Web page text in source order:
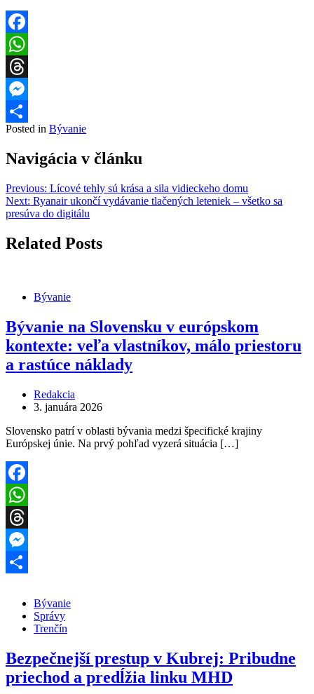
Facebook
WhatsApp
Threads
Messenger
Share
Posted in Bývanie
Navigácia v článku
Previous: Lícové tehly sú krása a sila vidieckeho domu
Next: Ryanair ukončí vydávanie tlačených leteniek – všetko sa
presúva do digitálu
Related Posts
Bývanie
Bývanie na Slovensku v európskom
kontexte: veľa vlastníkov, málo priestoru
a rastúce náklady
Redakcia
3. januára 2026
Slovensko patrí v oblasti bývania medzi špecifické krajiny
Európskej únie. Na prvý pohľad vyzerá situácia […]
Facebook
WhatsApp
Threads
Messenger
Bývanie
Správy
Trenčín
Bezpečnejší prestup v Kubrej: Pribudne
priechod a predĺžia linku MHD